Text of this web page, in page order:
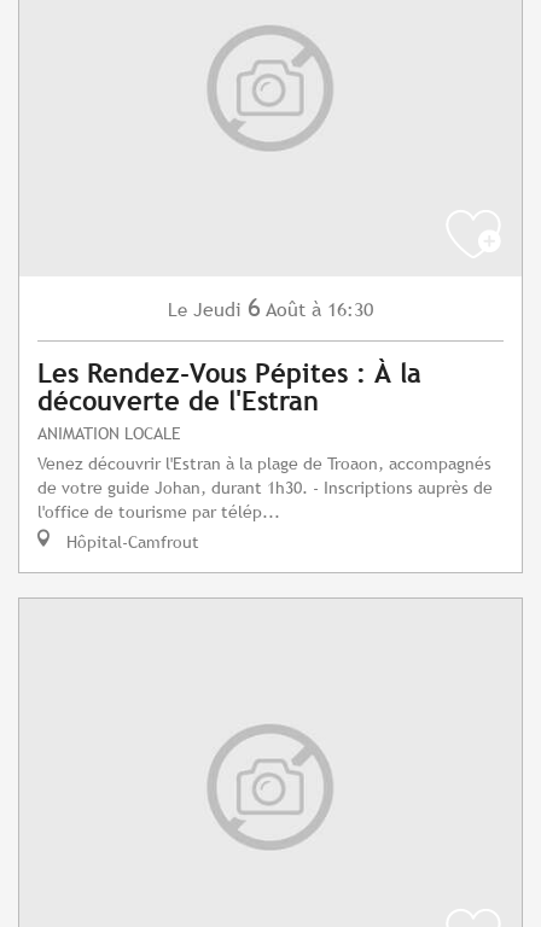
Le Jeudi 6 Août à 16:30
Les Rendez-Vous Pépites : À la
découverte de l'Estran
ANIMATION LOCALE
Venez découvrir l'Estran à la plage de Troaon, accompagnés
de votre guide Johan, durant 1h30. - Inscriptions auprès de
l'office de tourisme par télép...
Hôpital-Camfrout